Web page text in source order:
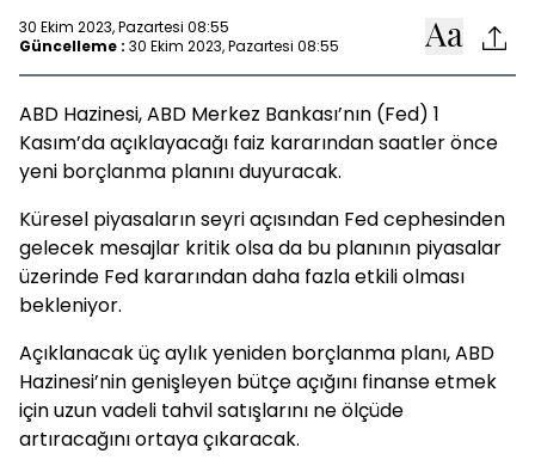
30 Ekim 2023, Pazartesi 08:55
Güncelleme : 30 Ekim 2023, Pazartesi 08:55
ABD Hazinesi, ABD Merkez Bankası’nın (Fed) 1
Kasım’da açıklayacağı faiz kararından saatler önce
yeni borçlanma planını duyuracak.
Küresel piyasaların seyri açısından Fed cephesinden
gelecek mesajlar kritik olsa da bu planının piyasalar
üzerinde Fed kararından daha fazla etkili olması
bekleniyor.
Açıklanacak üç aylık yeniden borçlanma planı, ABD
Hazinesi’nin genişleyen bütçe açığını finanse etmek
için uzun vadeli tahvil satışlarını ne ölçüde
artıracağını ortaya çıkaracak.